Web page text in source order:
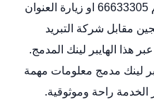
للتواصل يمكن الاتصال على الرقم 66633305 او زيارة العنوان
الاوكسجين مقابل شركة التبريد
هذا الهايبر لينك المدمج.
لينك مدمج معلومات مهمة
راحة وموثوقية.